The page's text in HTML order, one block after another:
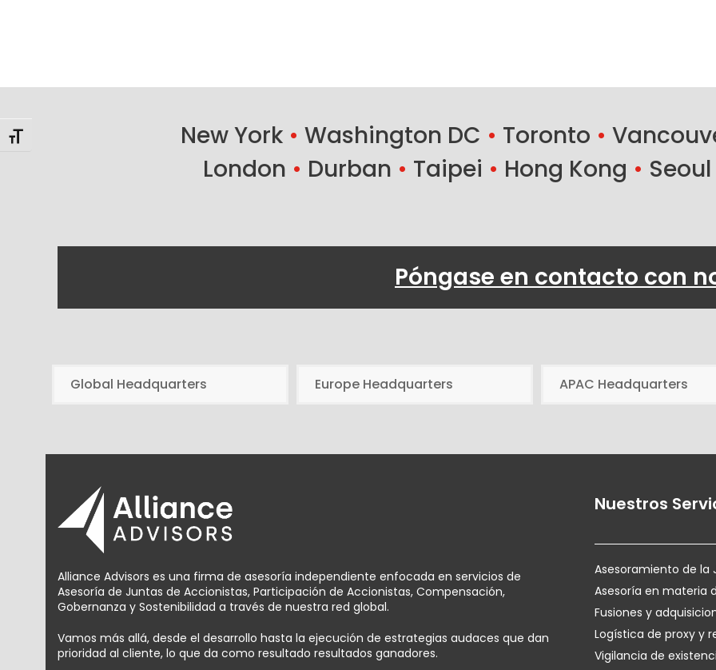
Alternar tamaño de letra New York • Washington DC • Toronto •
London • Durban • Taipei • Hong Kong • Seoul
Póngase en contacto con
Global Headquarters Europe Headquarters APAC Headquarters
Alliance Advisors es una firma de asesoría independiente enfocada en servicios de
Asesoría de Juntas de Accionistas, Participación de Accionistas, Compensación,
Gobernanza y Sostenibilidad a través de nuestra red global.
Vamos más allá, desde el desarrollo hasta la ejecución de estrategias audaces que dan
prioridad al cliente, lo que da como resultado resultados ganadores.
Nuestros
Asesoramiento de la
Asesoría en materia
Fusiones y
Logística de proxy y
Vigilancia de